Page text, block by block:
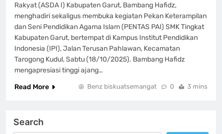
Rakyat (ASDA I) Kabupaten Garut, Bambang Hafidz,
menghadiri sekaligus membuka kegiatan Pekan Keterampilan
dan Seni Pendidikan Agama Islam (PENTAS PAI) SMK Tingkat
Kabupaten Garut, bertempat di Kampus Institut Pendidikan
Indonesia (IPI), Jalan Terusan Pahlawan, Kecamatan
Tarogong Kudul, Sabtu (18/10/2025). Bambang Hafidz
mengapresiasi tinggi ajang…
Read More
Benz biskuatsemangat 0 3 mins
Search